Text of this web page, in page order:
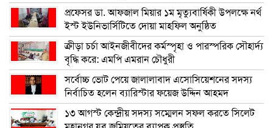
প্রফেসর ডা. আফজাল মিয়ার ১ম মৃত্যুবার্ষিকী উপলক্ষে নর্থ
ইস্ট ইউনিভার্সিটিতে দোয়া মাহফিল অনুষ্ঠিত
ক্রীড়া চর্চা আইনজীবীদের কর্মস্পৃহা ও পারস্পরিক সৌহার্দ্য
বৃদ্ধি করে: এমপি এমরান চৌধুরী
সর্বোচ্চ ভোট পেয়ে জালালাবাদ এসোসিয়েশনের সদস্য
নির্বাচিত হলেন ব্যারিস্টার ফয়েজ উদ্দিন আহমদ
১৩ আগস্ট কেন্দ্রীয় সদস্য সম্মেলন সফল করতে সিলেট